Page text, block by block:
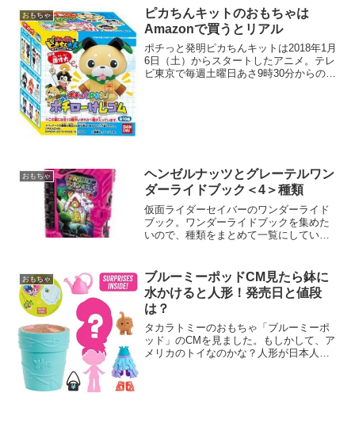
おもちゃ
ピカちんキットのおもちゃは
Amazonで買うとリアル
ポチっと発明ピカちんキットは2018年1月
6日（土）からスタートしたアニメ。テレ
ビ東京で毎週土曜日あさ9時30分からの30
おもちゃ
ヘンゼルナッツとグレーテルワン
ダーライドブック＜4＞種類
仮面ライダーセイバーのワンダーライド
ブック。ワンダーライドブックを集めた
いので、種類をまとめて一覧にしていま
ようにしています。ライドブックを全部
載せると長くなりますので、いくつかに
分けて掲載しています。このページはパ
ート4です。
おもちゃ
ブルーミーポッドCM見たら鉢に
水かけると人形！発売日と値段
は？
タカラトミーのおもちゃ「ブルーミーポ
ッド」のCMを見ました。もしかして、ア
メリカのトイなのかな？人形が日本人で